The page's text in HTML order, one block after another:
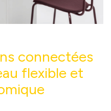
connectées
flexible et